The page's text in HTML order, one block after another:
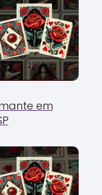
em